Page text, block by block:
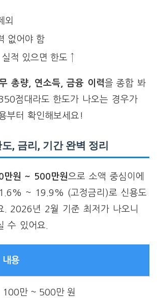
외
없어야 함
적 있으면 한도 ↑
총량, 연소득, 금융 이력을 종합 봐
점대라도 한도가 나오는 경우가
부터 확인해보세요!
도, 금리, 기간 완벽 정리
만원 ~ 500만원으로 소액 중심이에
~ 19.9% (고정금리)로 신용도
. 2026년 2월 기준 최저가 나오니
수 있어요.
내용
100만 ~ 500만 원